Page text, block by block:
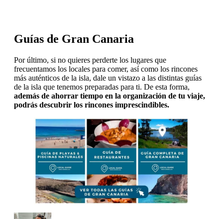
Guías de Gran Canaria
Por último, si no quieres perderte los lugares que
frecuentamos los locales para comer, así como los rincones
más auténticos de la isla, dale un vistazo a las distintas guías
de la isla que tenemos preparadas para ti. De esta forma,
además de ahorrar tiempo en la organización de tu viaje,
podrás descubrir los rincones imprescindibles.